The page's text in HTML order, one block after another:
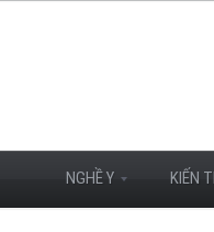
NGHỀ Y KIẾN